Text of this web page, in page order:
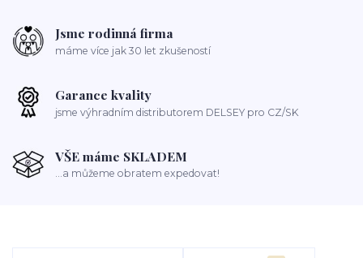
Jsme rodinná firma
máme více jak 30 let zkušeností
Garance kvality
jsme výhradním distributorem DELSEY pro CZ/SK
VŠE máme SKLADEM
...a můžeme obratem expedovat!